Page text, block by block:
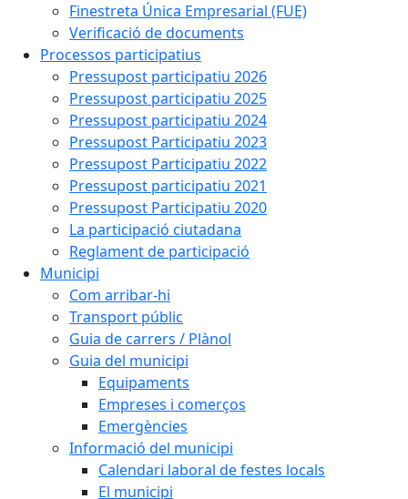
Finestreta Única Empresarial (FUE)
Verificació de documents
Processos participatius
Pressupost participatiu 2026
Pressupost participatiu 2025
Pressupost participatiu 2024
Pressupost Participatiu 2023
Pressupost Participatiu 2022
Pressupost participatiu 2021
Pressupost Participatiu 2020
La participació ciutadana
Reglament de participació
Municipi
Com arribar-hi
Transport públic
Guia de carrers / Plànol
Guia del municipi
Equipaments
Empreses i comerços
Emergències
Informació del municipi
Calendari laboral de festes locals
El municipi